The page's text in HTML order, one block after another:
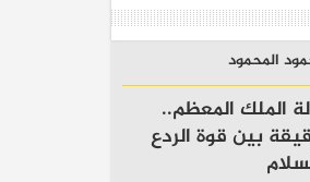
المحمود
الملك المعظم..
بين قوة الردع